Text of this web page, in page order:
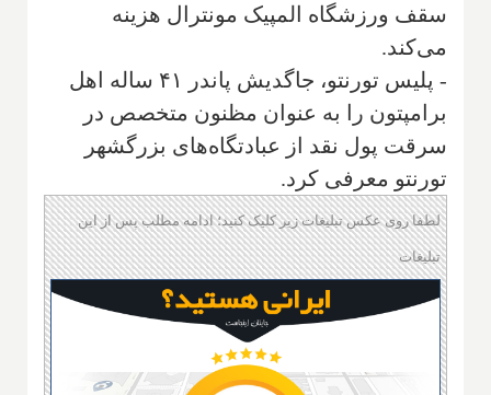
سقف ورزشگاه المپیک مونترال هزینه
می‌کند.
- پلیس تورنتو، جاگدیش پاندر ۴۱ ساله اهل
برامپتون را به عنوان مظنون متخصص در
سرقت پول نقد از عبادتگاه‌های بزرگشهر
تورنتو معرفی کرد.
لطفا روی عکس تبلیغات زیر کلیک کنید؛ ادامه مطلب پس از این
تبلیغات